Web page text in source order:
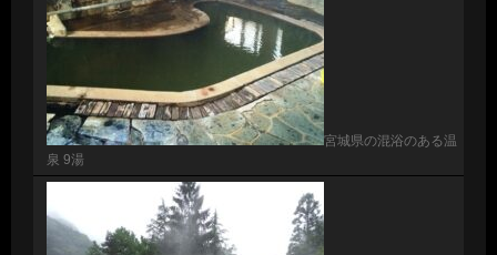
宮城県の混浴のある温
泉 9湯